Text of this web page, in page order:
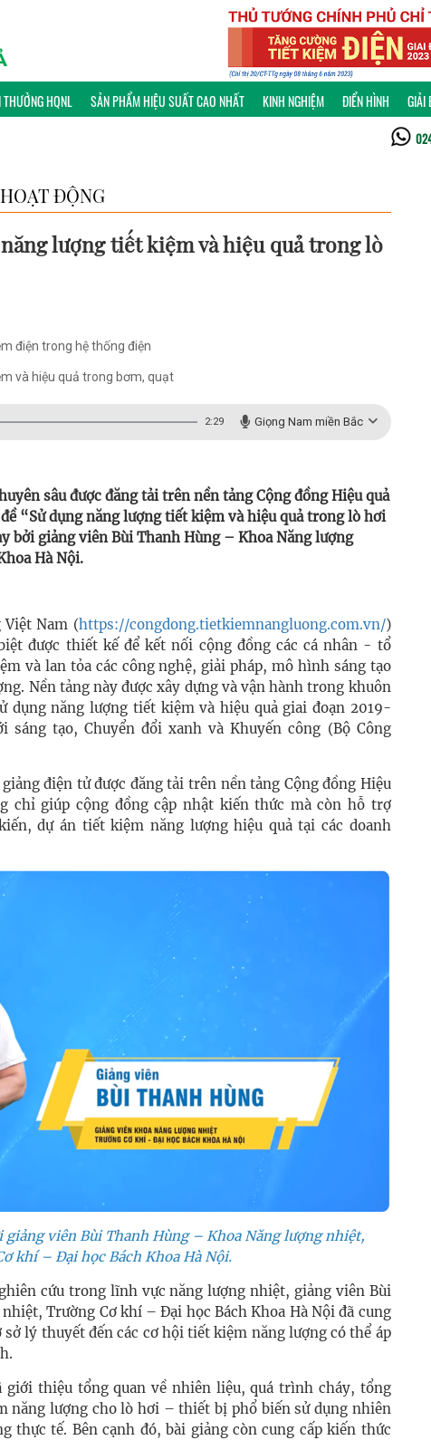
THƯỞNG HQNL SẢN PHẨM HIỆU SUẤT CAO NHẤT KINH NGHIỆM ĐIỂN HÌNH GIẢI
HOẠT ĐỘNG
lượng tiết kiệm và hiệu quả trong lò
điện trong hệ thống điện
và hiệu quả trong bơm, quạt
2:29 Giọng Nam miền Bắc
sâu được đăng tải trên nền tảng Cộng đồng Hiệu quả
“Sử dụng năng lượng tiết kiệm và hiệu quả trong lò hơi
bởi giảng viên Bùi Thanh Hùng – Khoa Năng lượng
Hà Nội.
Việt Nam (https://congdong.tietkiemnangluong.com.vn/)
được thiết kế để kết nối cộng đồng các cá nhân - tổ
và lan tỏa các công nghệ, giải pháp, mô hình sáng tạo
Nền tảng này được xây dựng và vận hành trong khuôn
dụng năng lượng tiết kiệm và hiệu quả giai đoạn 2019-
sáng tạo, Chuyển đổi xanh và Khuyến công (Bộ Công
điện tử được đăng tải trên nền tảng Cộng đồng Hiệu
chỉ giúp cộng đồng cập nhật kiến thức mà còn hỗ trợ
dự án tiết kiệm năng lượng hiệu quả tại các doanh
giảng viên Bùi Thanh Hùng – Khoa Năng lượng nhiệt,
khí – Đại học Bách Khoa Hà Nội.
cứu trong lĩnh vực năng lượng nhiệt, giảng viên Bùi
Trường Cơ khí – Đại học Bách Khoa Hà Nội đã cung
lý thuyết đến các cơ hội tiết kiệm năng lượng có thể áp
giới thiệu tổng quan về nhiên liệu, quá trình cháy, tổng
năng lượng cho lò hơi – thiết bị phổ biến sử dụng nhiên
thực tế. Bên cạnh đó, bài giảng còn cung cấp kiến thức